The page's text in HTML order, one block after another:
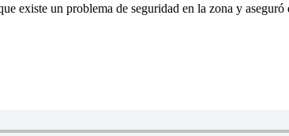
existe un problema de seguridad en la zona y